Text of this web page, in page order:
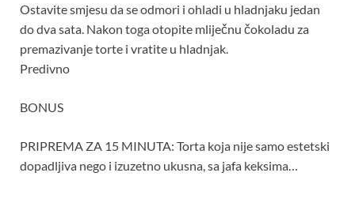
Ostavite smjesu da se odmori i ohladi u hladnjaku jedan
do dva sata. Nakon toga otopite mliječnu čokoladu za
premazivanje torte i vratite u hladnjak.
Predivno
BONUS
PRIPREMA ZA 15 MINUTA: Torta koja nije samo estetski
dopadljiva nego i izuzetno ukusna, sa jafa keksima…